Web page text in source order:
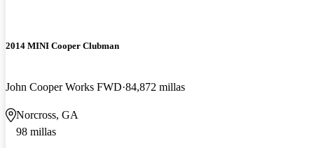
2014 MINI Cooper Clubman
John Cooper Works FWD 84,872 millas
Norcross, GA
98 millas